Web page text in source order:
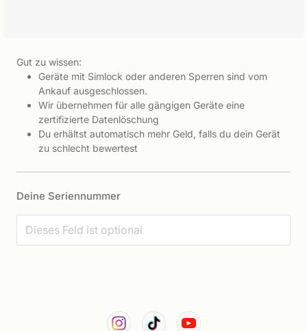
Gut zu wissen:
Geräte mit Simlock oder anderen Sperren sind vom
Ankauf ausgeschlossen.
Wir übernehmen für alle gängigen Geräte eine
zertifizierte Datenlöschung
Du erhältst automatisch mehr Geld, falls du dein Gerät
zu schlecht bewertest
Deine Seriennummer